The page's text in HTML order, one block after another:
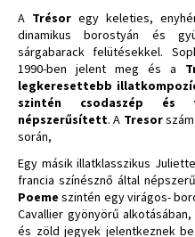
A Trésoregy keleties,
dinamikus borostyán és
sárgabarack felütésekkel.
1990-ben jelent meg és a
legkeresettebb
szintén csodaszép és
népszerűsített. A Tresor
során,
Egy másik illatklasszikus
francia színésznő által
Poemeszintén egy virágos-
Cavallier gyönyörű
és zöld jegyek jelentkeznek